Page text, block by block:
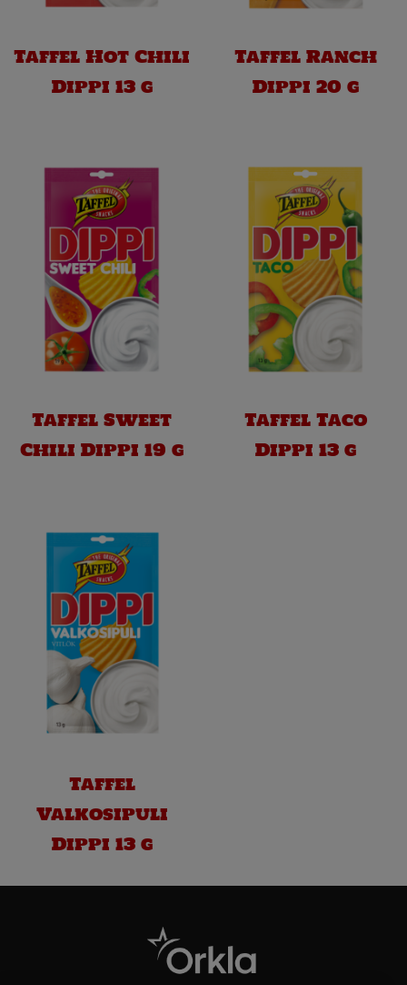
Taffel Hot Chili
Dippi 13 g
Taffel Ranch
Dippi 20 g
Taffel Sweet
Chili Dippi 19 g
Taffel Taco
Dippi 13 g
Taffel
Valkosipuli
Dippi 13 g